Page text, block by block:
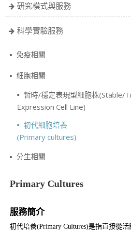
研究模式與服務
科學實驗服務
免疫相關
細胞相關
暫時/穩定表現型細胞株(Stable/
Expression Cell Line)
初代細胞培養
(Primary cultures)
分生相關
Primary Cultures
服務簡介
初代培養(Primary Cultures)是指直接從